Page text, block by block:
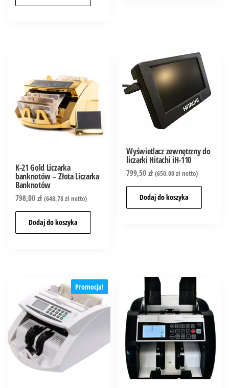
K-21 Gold Liczarka
banknotów – Złota Liczarka
Banknotów
798,00zł (648,78złnetto)
Dodaj do koszyka
Wyświetlacz zewnętrzny do
liczarki Hitachi iH-110
799,50zł (650,00złnetto)
Dodaj do koszyka
Promocja!